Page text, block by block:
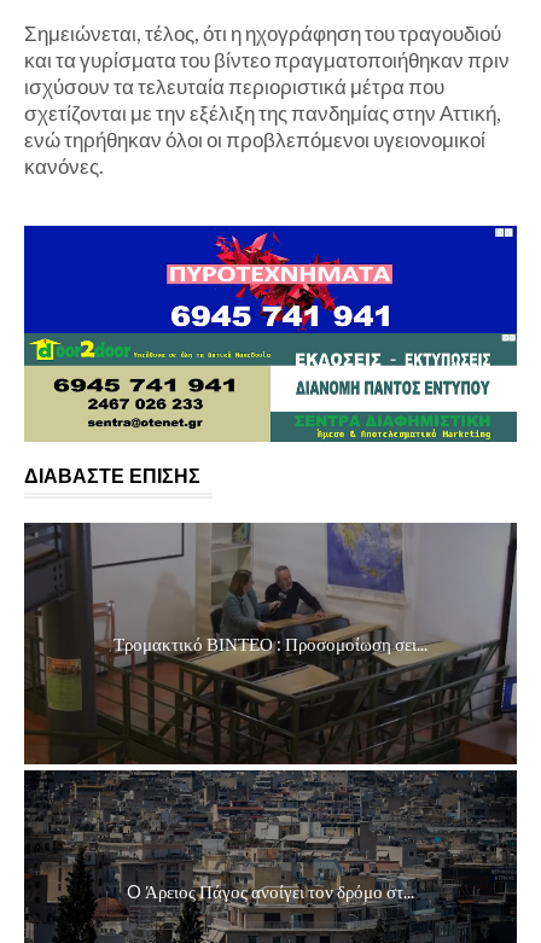
Σημειώνεται, τέλος, ότι η ηχογράφηση του τραγουδιού
και τα γυρίσματα του βίντεο πραγματοποιήθηκαν πριν
ισχύσουν τα τελευταία περιοριστικά μέτρα που
σχετίζονται με την εξέλιξη της πανδημίας στην Αττική,
ενώ τηρήθηκαν όλοι οι προβλεπόμενοι υγειονομικοί
κανόνες.
ΔΙΑΒΑΣΤΕ ΕΠΙΣΗΣ
Τρομακτικό ΒΙΝΤΕΟ : Προσομοίωση σει...
O Άρειος Πάγος ανοίγει τον δρόμο στ...